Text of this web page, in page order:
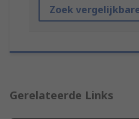
Zoek
Gerelateerde Links